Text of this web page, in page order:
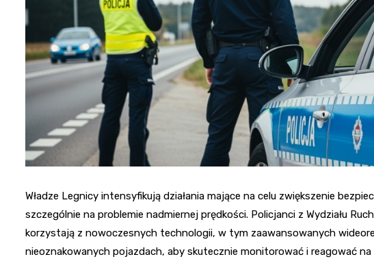
Władze Legnicy intensyfikują działania mające na celu zwiększenie
szczególnie na problemie nadmiernej prędkości. Policjanci z Wydziału
korzystają z nowoczesnych technologii, w tym zaawansowanych
nieoznakowanych pojazdach, aby skutecznie monitorować i reagować